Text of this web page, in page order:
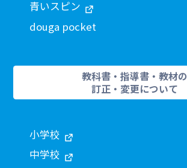
青いスピン
douga pocket
教科書・指導書・教材の
訂正・変更について
小学校
中学校